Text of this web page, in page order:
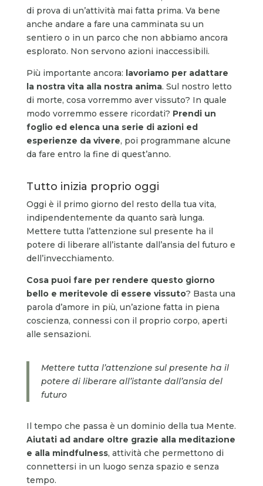
di prova di un’attività mai fatta prima. Va bene
anche andare a fare una camminata su un
sentiero o in un parco che non abbiamo ancora
esplorato. Non servono azioni inaccessibili.
Più importante ancora: lavoriamo per adattare
la nostra vita alla nostra anima. Sul nostro letto
di morte, cosa vorremmo aver vissuto? In quale
modo vorremmo essere ricordati? Prendi un
foglio ed elenca una serie di azioni ed
esperienze da vivere, poi programmane alcune
da fare entro la fine di quest’anno.
Tutto inizia proprio oggi
Oggi è il primo giorno del resto della tua vita,
indipendentemente da quanto sarà lunga.
Mettere tutta l’attenzione sul presente ha il
potere di liberare all’istante dall’ansia del futuro e
dell’invecchiamento.
Cosa puoi fare per rendere questo giorno
bello e meritevole di essere vissuto? Basta una
parola d’amore in più, un’azione fatta in piena
coscienza, connessi con il proprio corpo, aperti
alle sensazioni.
Mettere tutta l’attenzione sul presente ha il
potere di liberare all’istante dall’ansia del
futuro
Il tempo che passa è un dominio della tua Mente.
Aiutati ad andare oltre grazie alla meditazione
e alla mindfulness, attività che permettono di
connettersi in un luogo senza spazio e senza
tempo.